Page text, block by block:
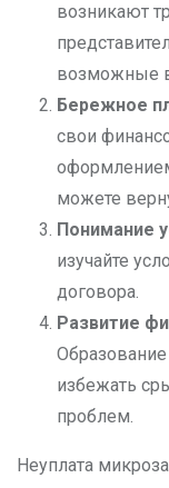
возникают
возможные
Бережное
свои
можете
Понимание
изучайте
договора.
Развитие
избежать
проблем.
Неуплата